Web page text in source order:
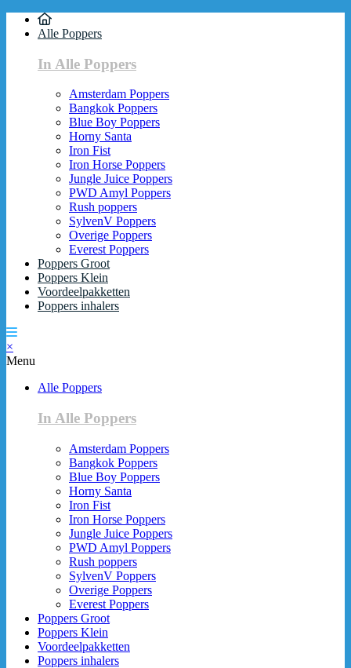
Alle Poppers
In Alle Poppers
Amsterdam Poppers
Bangkok Poppers
Blue Boy Poppers
Horny Santa
Iron Fist
Iron Horse Poppers
Jungle Juice Poppers
PWD Amyl Poppers
Rush poppers
SylvenV Poppers
Overige Poppers
Everest Poppers
Poppers Groot
Poppers Klein
Voordeelpakketten
Poppers inhalers
×
Menu
Alle Poppers
In Alle Poppers
Amsterdam Poppers
Bangkok Poppers
Blue Boy Poppers
Horny Santa
Iron Fist
Iron Horse Poppers
Jungle Juice Poppers
PWD Amyl Poppers
Rush poppers
SylvenV Poppers
Overige Poppers
Everest Poppers
Poppers Groot
Poppers Klein
Voordeelpakketten
Poppers inhalers